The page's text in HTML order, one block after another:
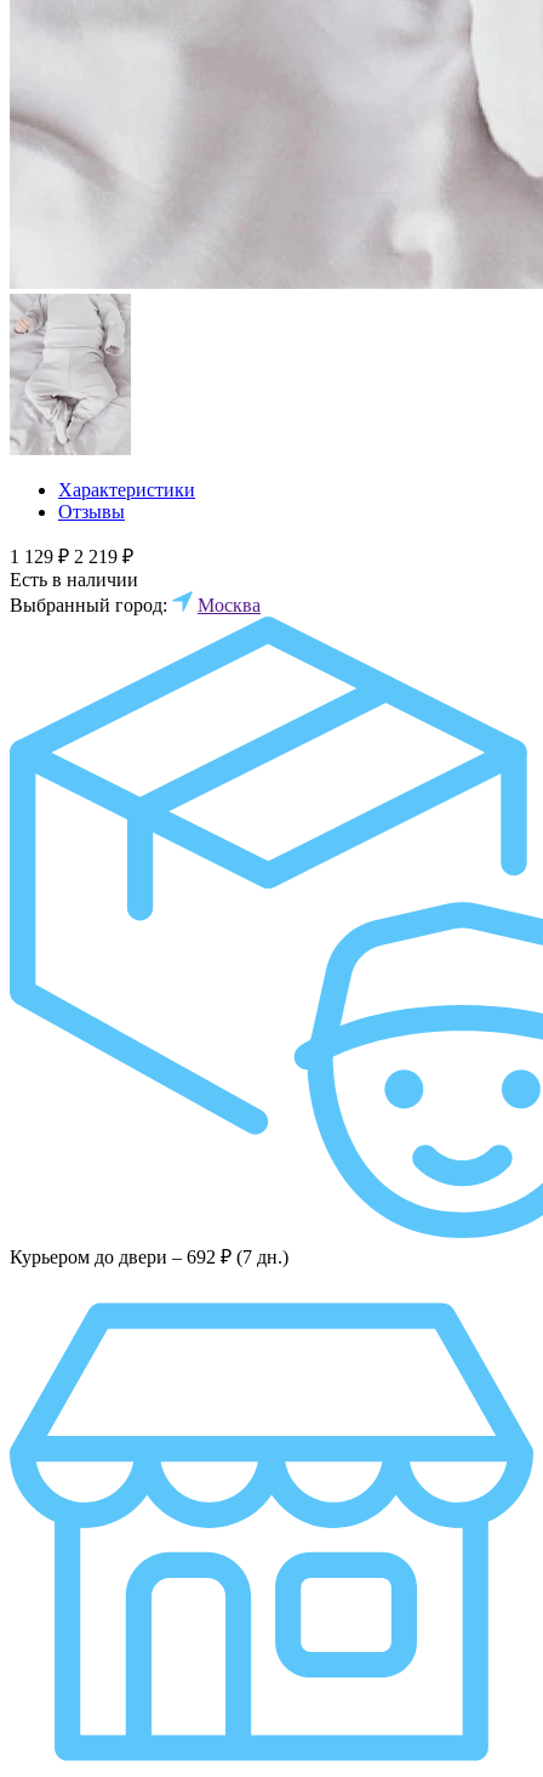
Характеристики
Отзывы
1 129 ₽ 2 219 ₽
Есть в наличии
Выбранный город:
Москва
Курьером до двери – 692 ₽ (7 дн.)